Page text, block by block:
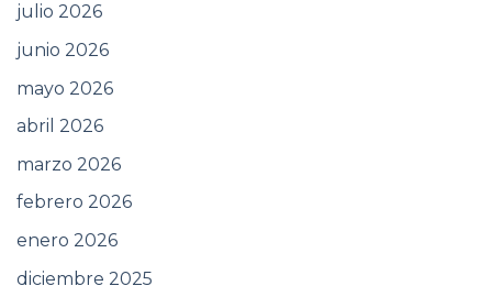
julio 2026
junio 2026
mayo 2026
abril 2026
marzo 2026
febrero 2026
enero 2026
diciembre 2025